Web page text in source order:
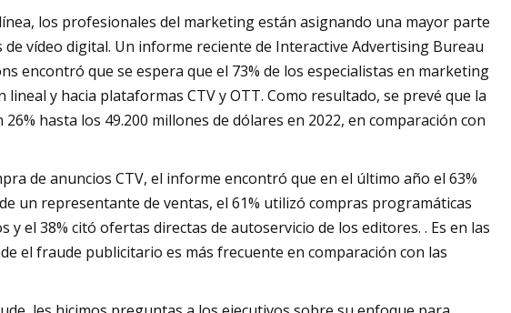
los profesionales del marketing están asignando una mayor parte
vídeo digital. Un informe reciente de Interactive Advertising Bureau
encontró que se espera que el 73% de los especialistas en marketing
y hacia plataformas CTV y OTT. Como resultado, se prevé que la
hasta los 49.200 millones de dólares en 2022, en comparación con
de anuncios CTV, el informe encontró que en el último año el 63%
un representante de ventas, el 61% utilizó compras programáticas
el 38% citó ofertas directas de autoservicio de los editores. . Es en las
el fraude publicitario es más frecuente en comparación con las